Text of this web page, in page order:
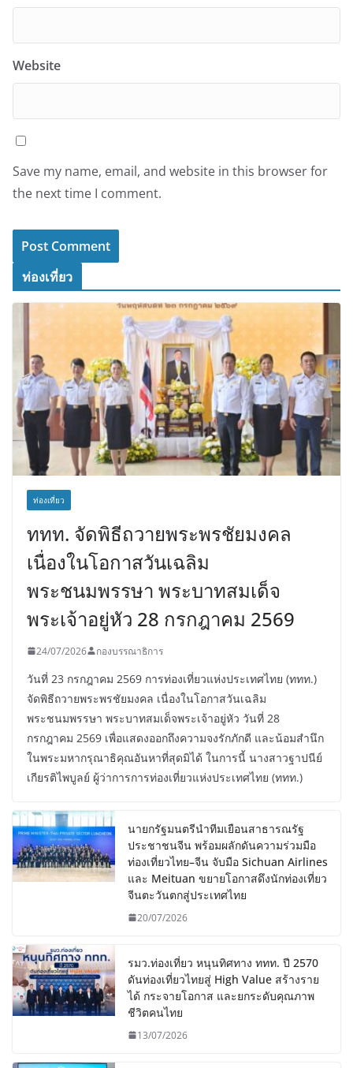
Website
Save my name, email, and website in this browser for
the next time I comment.
ท่องเที่ยว
ท่องเที่ยว
ททท. จัดพิธีถวายพระพรชัยมงคล
เนื่องในโอกาสวันเฉลิม
พระชนมพรรษา พระบาทสมเด็จ
พระเจ้าอยู่หัว 28 กรกฎาคม 2569
24/07/2026 กองบรรณาธิการ
วันที่ 23 กรกฎาคม 2569 การท่องเที่ยวแห่งประเทศไทย (ททท.)
จัดพิธีถวายพระพรชัยมงคล เนื่องในโอกาสวันเฉลิม
พระชนมพรรษา พระบาทสมเด็จพระเจ้าอยู่หัว วันที่ 28
กรกฎาคม 2569 เพื่อแสดงออกถึงความจงรักภักดี และน้อมสำนึก
ในพระมหากรุณาธิคุณอันหาที่สุดมิได้ ในการนี้ นางสาวฐาปนีย์
เกียรติไพบูลย์ ผู้ว่าการการท่องเที่ยวแห่งประเทศไทย (ททท.)
นายกรัฐมนตรีนำทีมเยือนสาธารณรัฐ
ประชาชนจีน พร้อมผลักดันความร่วมมือ
ท่องเที่ยวไทย–จีน จับมือ Sichuan Airlines
และ Meituan ขยายโอกาสดึงนักท่องเที่ยว
จีนตะวันตกสู่ประเทศไทย
20/07/2026
รมว.ท่องเที่ยว หนุนทิศทาง ททท. ปี 2570
ดันท่องเที่ยวไทยสู่ High Value สร้างราย
ได้ กระจายโอกาส และยกระดับคุณภาพ
ชีวิตคนไทย
13/07/2026